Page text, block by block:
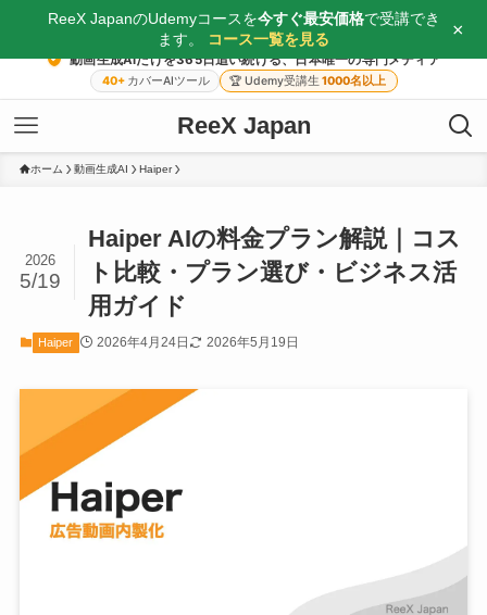
動画生成AIだけを365日追い続ける、日本唯一の専門メディア
40+ カバーAIツール 🏆 Udemy受講生 1000名以上
ReeX Japan
ホーム 動画生成AI Haiper
Haiper AIの料金プラン解説｜コス
ト比較・プラン選び・ビジネス活
用ガイド
2026
5/19
Haiper 2026年4月24日 2026年5月19日
ReeX JapanのUdemyコースを今すぐ最安価格で受講でき
ます。
コース一覧を見る ×